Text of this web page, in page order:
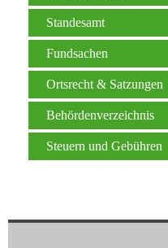
Standesamt
Fundsachen
Ortsrecht & Satzungen
Behördenverzeichnis
Steuern und Gebühren